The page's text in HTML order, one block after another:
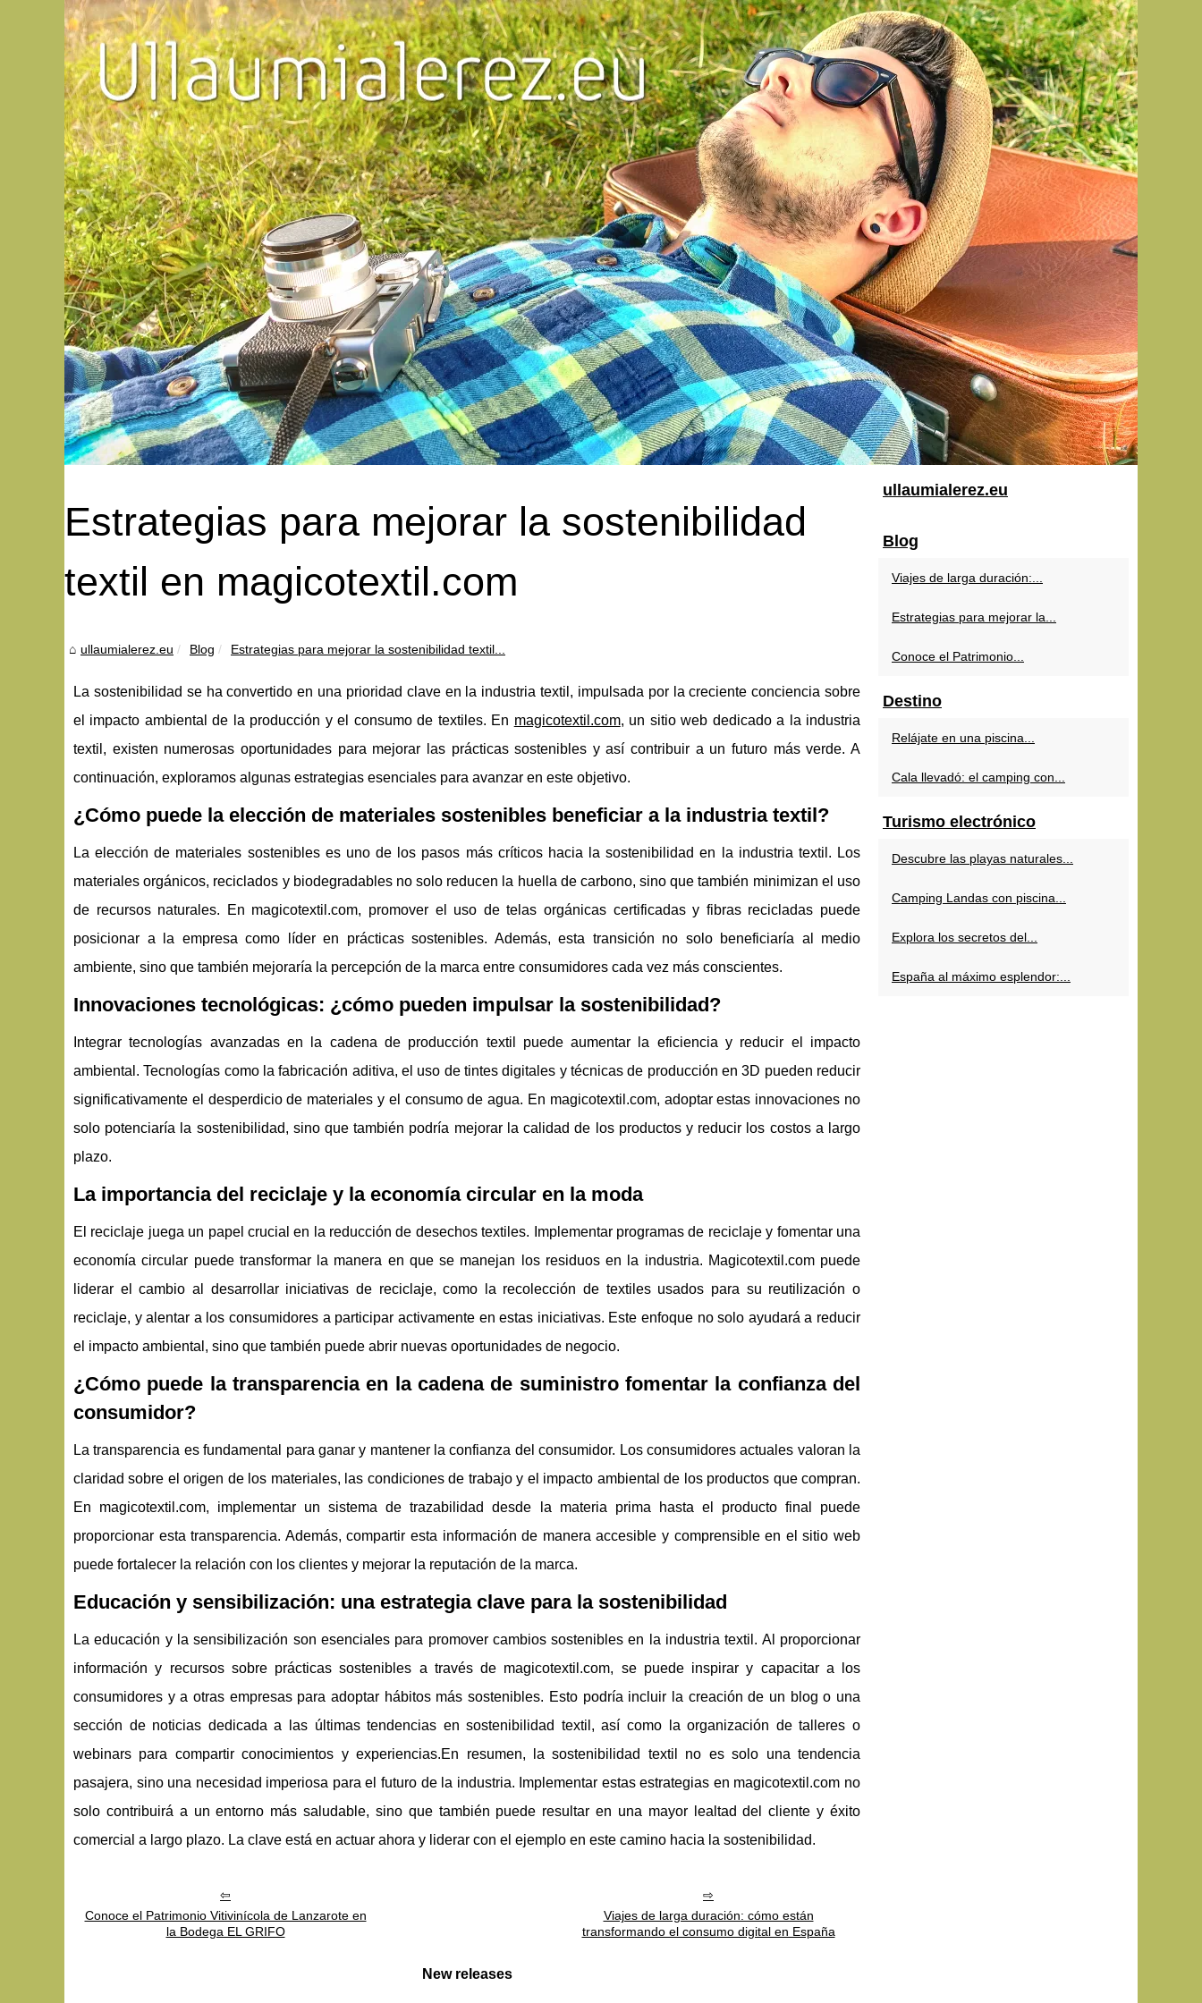
Estrategias para mejorar la sostenibilidad
textil en magicotextil.com
ullaumialerez.eu Blog Estrategias para mejorar la sostenibilidad textil...
La sostenibilidad se ha convertido en una prioridad clave en la industria textil, impulsada por la creciente conciencia sobre
el impacto ambiental de la producción y el consumo de textiles. En magicotextil.com, un sitio web dedicado a la industria
textil, existen numerosas oportunidades para mejorar las prácticas sostenibles y así contribuir a un futuro más verde. A
continuación, exploramos algunas estrategias esenciales para avanzar en este objetivo.
¿Cómo puede la elección de materiales sostenibles beneficiar a la industria textil?
La elección de materiales sostenibles es uno de los pasos más críticos hacia la sostenibilidad en la industria textil. Los
materiales orgánicos, reciclados y biodegradables no solo reducen la huella de carbono, sino que también minimizan el uso
de recursos naturales. En magicotextil.com, promover el uso de telas orgánicas certificadas y fibras recicladas puede
posicionar a la empresa como líder en prácticas sostenibles. Además, esta transición no solo beneficiaría al medio
ambiente, sino que también mejoraría la percepción de la marca entre consumidores cada vez más conscientes.
Innovaciones tecnológicas: ¿cómo pueden impulsar la sostenibilidad?
Integrar tecnologías avanzadas en la cadena de producción textil puede aumentar la eficiencia y reducir el impacto
ambiental. Tecnologías como la fabricación aditiva, el uso de tintes digitales y técnicas de producción en 3D pueden reducir
significativamente el desperdicio de materiales y el consumo de agua. En magicotextil.com, adoptar estas innovaciones no
solo potenciaría la sostenibilidad, sino que también podría mejorar la calidad de los productos y reducir los costos a largo
plazo.
La importancia del reciclaje y la economía circular en la moda
El reciclaje juega un papel crucial en la reducción de desechos textiles. Implementar programas de reciclaje y fomentar una
economía circular puede transformar la manera en que se manejan los residuos en la industria. Magicotextil.com puede
liderar el cambio al desarrollar iniciativas de reciclaje, como la recolección de textiles usados para su reutilización o
reciclaje, y alentar a los consumidores a participar activamente en estas iniciativas. Este enfoque no solo ayudará a reducir
el impacto ambiental, sino que también puede abrir nuevas oportunidades de negocio.
¿Cómo puede la transparencia en la cadena de suministro fomentar la confianza del
consumidor?
La transparencia es fundamental para ganar y mantener la confianza del consumidor. Los consumidores actuales valoran la
claridad sobre el origen de los materiales, las condiciones de trabajo y el impacto ambiental de los productos que compran.
En magicotextil.com, implementar un sistema de trazabilidad desde la materia prima hasta el producto final puede
proporcionar esta transparencia. Además, compartir esta información de manera accesible y comprensible en el sitio web
puede fortalecer la relación con los clientes y mejorar la reputación de la marca.
Educación y sensibilización: una estrategia clave para la sostenibilidad
La educación y la sensibilización son esenciales para promover cambios sostenibles en la industria textil. Al proporcionar
información y recursos sobre prácticas sostenibles a través de magicotextil.com, se puede inspirar y capacitar a los
consumidores y a otras empresas para adoptar hábitos más sostenibles. Esto podría incluir la creación de un blog o una
sección de noticias dedicada a las últimas tendencias en sostenibilidad textil, así como la organización de talleres o
webinars para compartir conocimientos y experiencias.En resumen, la sostenibilidad textil no es solo una tendencia
pasajera, sino una necesidad imperiosa para el futuro de la industria. Implementar estas estrategias en magicotextil.com no
solo contribuirá a un entorno más saludable, sino que también puede resultar en una mayor lealtad del cliente y éxito
comercial a largo plazo. La clave está en actuar ahora y liderar con el ejemplo en este camino hacia la sostenibilidad.
Conoce el Patrimonio Vitivinícola de Lanzarote en
la Bodega EL GRIFO
Viajes de larga duración: cómo están
transformando el consumo digital en España
New releases
ullaumialerez.eu
Blog
Viajes de larga duración:...
Estrategias para mejorar la...
Conoce el Patrimonio...
Destino
Relájate en una piscina...
Cala llevadó: el camping con...
Turismo electrónico
Descubre las playas naturales...
Camping Landas con piscina...
Explora los secretos del...
España al máximo esplendor:...